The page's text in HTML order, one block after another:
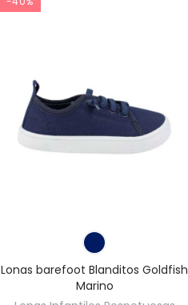
Lonas barefoot Blanditos Goldfish
Marino